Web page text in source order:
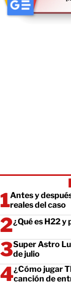
Antes y
reales del caso
¿Qué es H22 y
Super Astro
de julio
¿Cómo jugar
canción de